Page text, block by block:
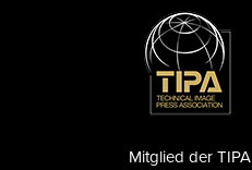
Mitglied der TIPA